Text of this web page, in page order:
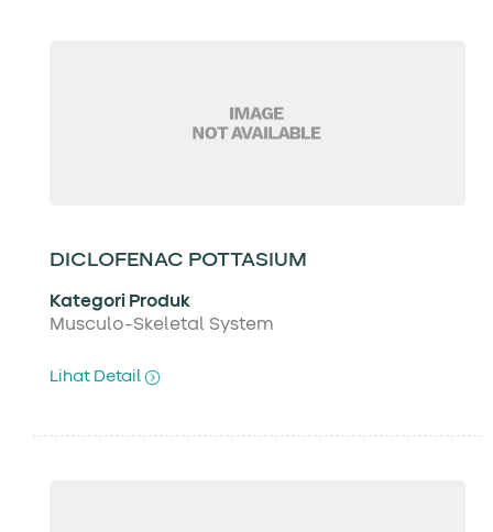
DICLOFENAC POTTASIUM
Kategori Produk
Musculo-Skeletal System
Lihat Detail